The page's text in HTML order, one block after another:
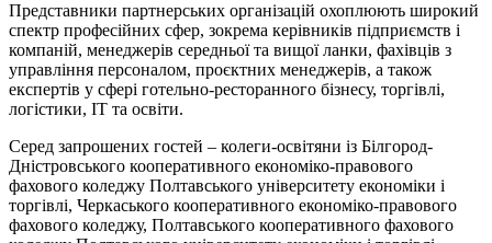
Представники партнерських організацій охоплюють широкий
спектр професійних сфер, зокрема керівників підприємств і
компаній, менеджерів середньої та вищої ланки, фахівців з
управління персоналом, проєктних менеджерів, а також
експертів у сфері готельно-ресторанного бізнесу, торгівлі,
логістики, IT та освіти.
Серед запрошених гостей – колеги-освітяни із Білгород-
Дністровського кооперативного економіко-правового
фахового коледжу Полтавського університету економіки і
торгівлі, Черкаського кооперативного економіко-правового
фахового коледжу, Полтавського кооперативного фахового